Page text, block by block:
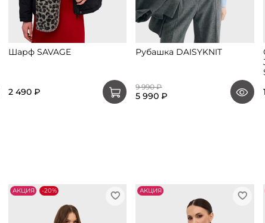
Шарф SAVAGE
2 490 ₽
Рубашка DAISYKNIT
9 990 ₽
5 990 ₽
АKЦИЯ -20% АKЦИЯ